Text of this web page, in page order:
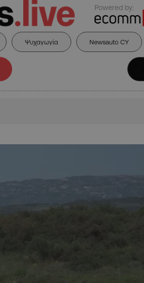
Powered by:
Ψυχαγωγία Newsauto CY